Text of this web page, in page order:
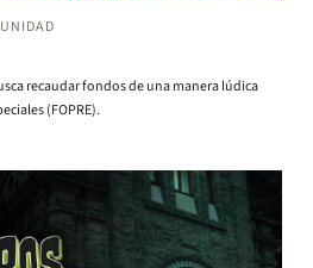
recaudar fondos de una manera lúdica
(FOPRE).